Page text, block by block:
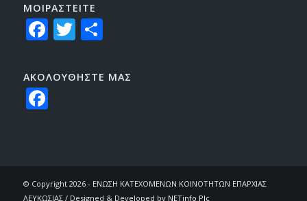
ΜΟΙΡΑΣTEITE
Facebook
Twitter
Share
ΑΚΟΛΟΥΘΗΣΤΕ ΜΑΣ
Facebook
© Copyright 2026 - ΕΝΩΣΗ ΚΑΤΕΧΟΜΕΝΩΝ ΚΟΙΝΟΤΗΤΩΝ ΕΠΑΡΧΙΑΣ
ΛΕΥΚΩΣΙΑΣ / Designed & Developed by NETinfo Plc